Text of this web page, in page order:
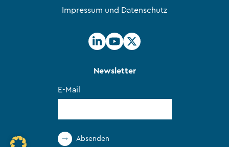
Impressum und Datenschutz
Newsletter
E-Mail
Absenden